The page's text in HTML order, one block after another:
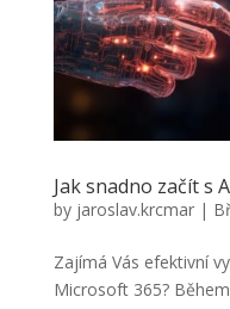
Jak snadno začít s
by jaroslav.krcmar|
Zajímá Vás efektivní
Microsoft 365?